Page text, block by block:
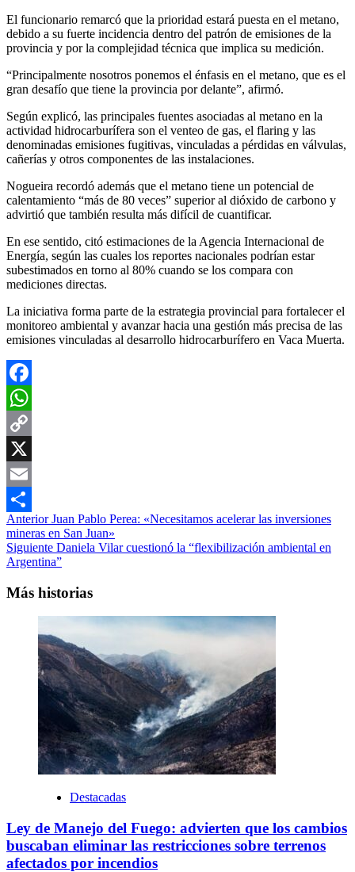
El funcionario remarcó que la prioridad estará puesta en el metano,
debido a su fuerte incidencia dentro del patrón de emisiones de la
provincia y por la complejidad técnica que implica su medición.
“Principalmente nosotros ponemos el énfasis en el metano, que es el
gran desafío que tiene la provincia por delante”, afirmó.
Según explicó, las principales fuentes asociadas al metano en la
actividad hidrocarburífera son el venteo de gas, el flaring y las
denominadas emisiones fugitivas, vinculadas a pérdidas en válvulas,
cañerías y otros componentes de las instalaciones.
Nogueira recordó además que el metano tiene un potencial de
calentamiento “más de 80 veces” superior al dióxido de carbono y
advirtió que también resulta más difícil de cuantificar.
En ese sentido, citó estimaciones de la Agencia Internacional de
Energía, según las cuales los reportes nacionales podrían estar
subestimados en torno al 80% cuando se los compara con
mediciones directas.
La iniciativa forma parte de la estrategia provincial para fortalecer el
monitoreo ambiental y avanzar hacia una gestión más precisa de las
emisiones vinculadas al desarrollo hidrocarburífero en Vaca Muerta.
Facebook
WhatsApp
Copy
Link
X
Email
Compartir
Navegación
de
entradas
AnteriorJuan Pablo Perea: «Necesitamos acelerar las inversiones
mineras en San Juan»
Siguiente Daniela Vilar cuestionó la “flexibilización ambiental en
Argentina”
Más historias
Destacadas
Ley de Manejo del Fuego: advierten que los cambios
buscaban eliminar las restricciones sobre terrenos
afectados por incendios